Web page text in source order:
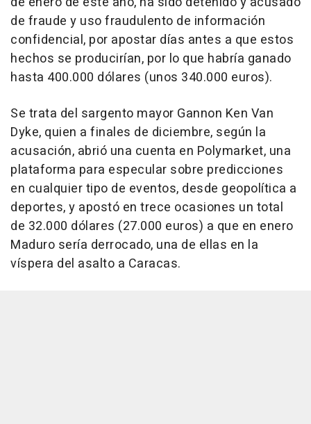
de fraude y uso fraudulento de información
confidencial, por apostar días antes a que estos
hechos se producirían, por lo que habría ganado
hasta 400.000 dólares (unos 340.000 euros).
Se trata del sargento mayor Gannon Ken Van
Dyke, quien a finales de diciembre, según la
acusación, abrió una cuenta en Polymarket, una
plataforma para especular sobre predicciones
en cualquier tipo de eventos, desde geopolítica a
deportes, y apostó en trece ocasiones un total
de 32.000 dólares (27.000 euros) a que en enero
Maduro sería derrocado, una de ellas en la
víspera del asalto a Caracas.